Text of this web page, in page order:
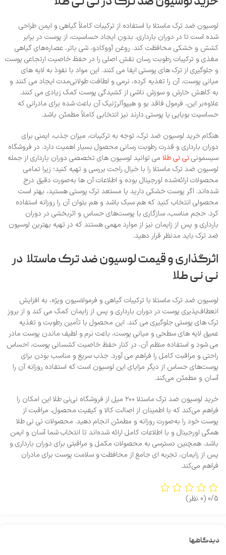
لوسیون ضد ترک ماستلا با استفاده از ترکیبات کاملاً گیاهی و ایمن طراحی
شده است تا در دوران بارداری، بدون ایجاد حساسیت، از پوست در برابر
کشش و خشکی محافظت کند. روغن آووکادو، شی‌ باتر، عصاره‌های گیاهی
مغذی و ترکیبات رطوبت‌ رسان نقش اصلی را در حفظ خاصیت ارتجاعی پوست
و جلوگیری از ترک‌ های پوستی ایفا می‌ کنند. این مواد با نفوذ به لایه‌ های
میانی پوست، آن را تغذیه کرده، نرمی و لطافت طولانی‌مدت ایجاد می‌ کنند و
به کاهش خارش و سوزش ناشی از کشیدگی پوست کمک زیادی می‌ کنند.
علاوه‌بر این، فرمول فاقد بو و هیپوآلرژنیک آن باعث شده برای مادرانی که
حساسیت بویایی یا پوستی دارند نیز انتخابی کاملاً مطمئن باشد.
هنگام خرید لوسیون ضد ترک، توجه به ترکیبات، میزان جذب، ایمنی برای
دوران بارداری و قدرت رطوبت‌ رسانی محصول بسیار اهمیت دارد. در فروشگاه
سیسمونینی‌ نی طلا می‌ توانید لوسیون‌ های تخصصی دوران بارداری از جمله
لوسیون ضد ترک ماستلا را با خیال راحت بررسی و تهیه کنید؛ زیرا تمامی
محصولات ارائه‌شده اورجینال بوده و اطلاعات آن‌ ها به‌صورت دقیق درج
شده‌اند. اگر پوست خشکی دارید یا مستعد ترک پوستی هستید، بهتر است
محصولی انتخاب کنید که هم سبک باشد و هم بتوان آن را روزانه استفاده
کرد. حجم مناسب، سازگاری با پوست‌های حساس و اثربخشی در دوران
بارداری و پس از زایمان نیز از موارد مهمی هستند که در تهیه بهترین لوسیون
ضد ترک باید مدنظر قرار دهید.
اثرگذاری و قیمت لوسیون ضد ترک ماستلا در
نی‌ نی طلا
لوسیون ضد ترک ماستلا با ترکیبات گیاهی و فرمولاسیون ویژه، به افزایش
انعطاف‌پذیری پوست در دوران بارداری و پس از زایمان کمک می‌ کند و از بروز
ترک‌ های پوستی جلوگیری می‌ کند. این محصول با تأمین رطوبت و تغذیه
عمیق لایه‌ های سطحی و میانی پوست، باعث نرم و لطیف ماندن پوست مادر
می‌ شود و استفاده منظم آن، در کنار حفظ خاصیت کشسانی پوست، احساس
راحتی و مراقبت کامل را فراهم می‌ آورد. جذب سریع و مناسب بودن برای
پوست‌های حساس از دیگر مزایای این لوسیون است که استفاده روزانه آن را
آسان و مطمئن می‌کند.
خرید لوسیون ضد ترک ماستلا ۲۰۰ میل از فروشگاه نی‌نی طلا این امکان را
فراهم می‌کند که با اطمینان از اصالت کالا و کیفیت محصول، مراقبت از
پوست خود را به‌صورت روزانه و مطمئن انجام دهید. محصولات نی‌ نی طلا
همگی اورجینال و با اطلاعات کامل ارائه شده‌اند تا انتخاب شما آسان و ایمن
باشد. همچنین دسترسی به محصولات مکمل و مراقبتی برای دوران بارداری و
پس از زایمان، تجربه‌ ای جامع از محافظت و سلامت پوست برای مادران
فراهم می‌کند.
0/5 (0 نظر)
دیدگاهها